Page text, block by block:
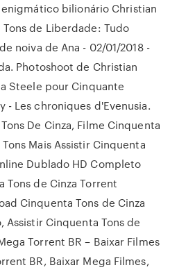
bilionário Christian
de Liberdade: Tudo
noiva de Ana - 02/01/2018 -
Photoshoot de Christian
Steele pour Cinquante
- Les chroniques d'Evenusia.
De Cinza, Filme Cinquenta
Mais Assistir Cinquenta
Dublado HD Completo
Tons de Cinza Torrent
Cinquenta Tons de Cinza
Assistir Cinquenta Tons de
Torrent BR – Baixar Filmes
BR, Baixar Mega Filmes,